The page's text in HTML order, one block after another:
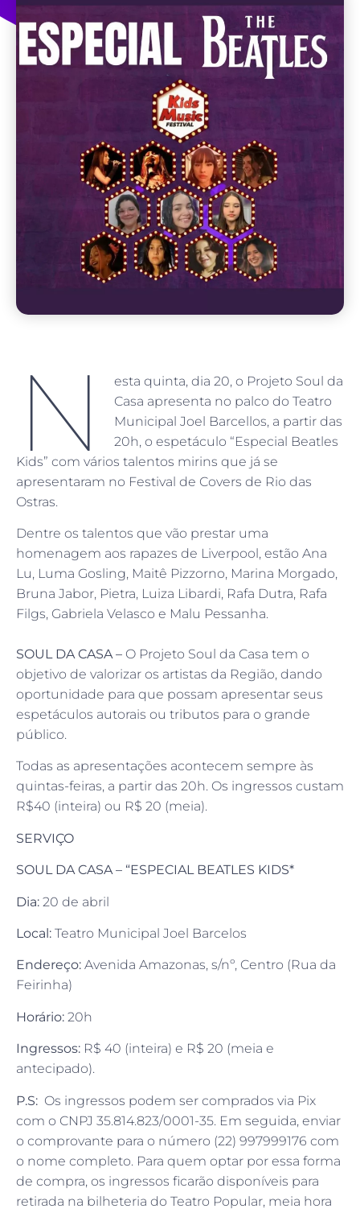
N
esta quinta, dia 20, o Projeto Soul da
Casa apresenta no palco do Teatro
Municipal Joel Barcellos, a partir das
20h, o espetáculo “Especial Beatles
Kids” com vários talentos mirins que já se
apresentaram no Festival de Covers de Rio das
Ostras.
Dentre os talentos que vão prestar uma
homenagem aos rapazes de Liverpool, estão Ana
Lu, Luma Gosling, Maitê Pizzorno, Marina Morgado,
Bruna Jabor, Pietra, Luiza Libardi, Rafa Dutra, Rafa
Filgs, Gabriela Velasco e Malu Pessanha.
SOUL DA CASA – O Projeto Soul da Casa tem o
objetivo de valorizar os artistas da Região, dando
oportunidade para que possam apresentar seus
espetáculos autorais ou tributos para o grande
público.
Todas as apresentações acontecem sempre às
quintas-feiras, a partir das 20h. Os ingressos custam
R$40 (inteira) ou R$ 20 (meia).
SERVIÇO
SOUL DA CASA – “ESPECIAL BEATLES KIDS*
Dia: 20 de abril
Local: Teatro Municipal Joel Barcelos
Endereço: Avenida Amazonas, s/nº, Centro (Rua da
Feirinha)
Horário: 20h
Ingressos: R$ 40 (inteira) e R$ 20 (meia e
antecipado).
P.S: Os ingressos podem ser comprados via Pix
com o CNPJ 35.814.823/0001-35. Em seguida, enviar
o comprovante para o número (22) 997999176 com
o nome completo. Para quem optar por essa forma
de compra, os ingressos ficarão disponíveis para
retirada na bilheteria do Teatro Popular, meia hora